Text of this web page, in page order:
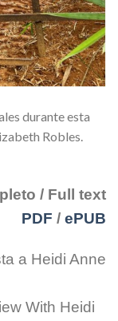
durante esta
Robles.
/ Full text
PDF / ePUB
a Heidi Anne
With Heidi